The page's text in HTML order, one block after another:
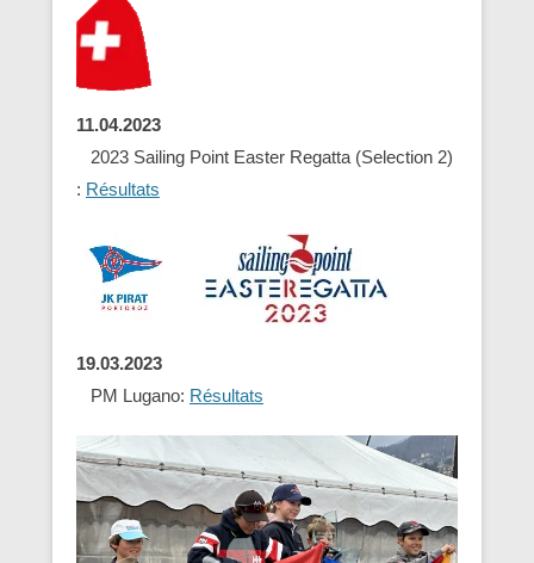
11.04.2023
2023 Sailing Point Easter Regatta (Selection 2)
: Résultats
19.03.2023
PM Lugano: Résultats